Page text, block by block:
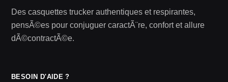
Des casquettes trucker authentiques et respirantes,
pensÃ©es pour conjuguer caractÃ¨re, confort et allure
dÃ©contractÃ©e.
BESOIN D'AIDE ?